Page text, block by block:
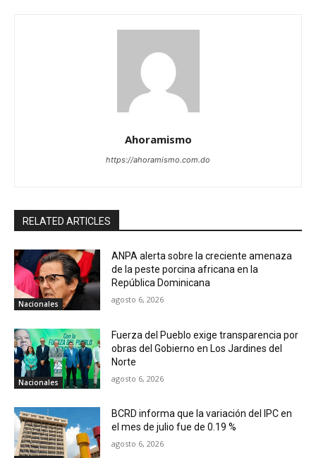
Ahoramismo
https://ahoramismo.com.do
RELATED ARTICLES
Nacionales
ANPA alerta sobre la creciente amenaza
de la peste porcina africana en la
República Dominicana
agosto 6, 2026
Nacionales
Fuerza del Pueblo exige transparencia por
obras del Gobierno en Los Jardines del
Norte
agosto 6, 2026
BCRD informa que la variación del IPC en
el mes de julio fue de 0.19 %
agosto 6, 2026